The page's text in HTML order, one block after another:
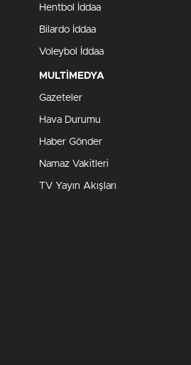
Hentbol İddaa
Bilardo İddaa
Voleybol İddaa
MULTİMEDYA
Gazeteler
Hava Durumu
Haber Gönder
Namaz Vakitleri
TV Yayın Akışları